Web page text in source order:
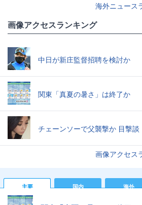
海外ニュース
画像アクセスランキング
中日が新庄監督招聘を検討か
関東「真夏の暑さ」は終了か
チェーンソーで父襲撃か 目撃談
画像アクセス
主要 国内 海外